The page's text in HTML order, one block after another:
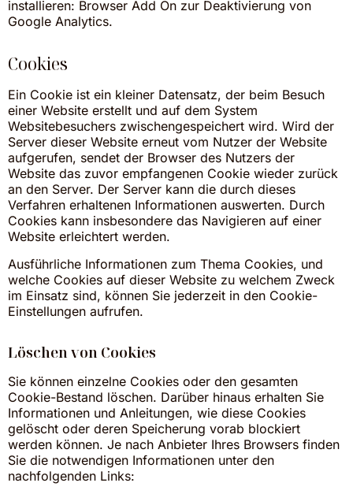
installieren: Browser Add On zur Deaktivierung von
Google Analytics.
Cookies
Ein Cookie ist ein kleiner Datensatz, der beim Besuch
einer Website erstellt und auf dem System
Websitebesuchers zwischengespeichert wird. Wird der
Server dieser Website erneut vom Nutzer der Website
aufgerufen, sendet der Browser des Nutzers der
Website das zuvor empfangenen Cookie wieder zurück
an den Server. Der Server kann die durch dieses
Verfahren erhaltenen Informationen auswerten. Durch
Cookies kann insbesondere das Navigieren auf einer
Website erleichtert werden.
Ausführliche Informationen zum Thema Cookies, und
welche Cookies auf dieser Website zu welchem Zweck
im Einsatz sind, können Sie jederzeit in den Cookie-
Einstellungen aufrufen.
Löschen von Cookies
Sie können einzelne Cookies oder den gesamten
Cookie-Bestand löschen. Darüber hinaus erhalten Sie
Informationen und Anleitungen, wie diese Cookies
gelöscht oder deren Speicherung vorab blockiert
werden können. Je nach Anbieter Ihres Browsers finden
Sie die notwendigen Informationen unter den
nachfolgenden Links: